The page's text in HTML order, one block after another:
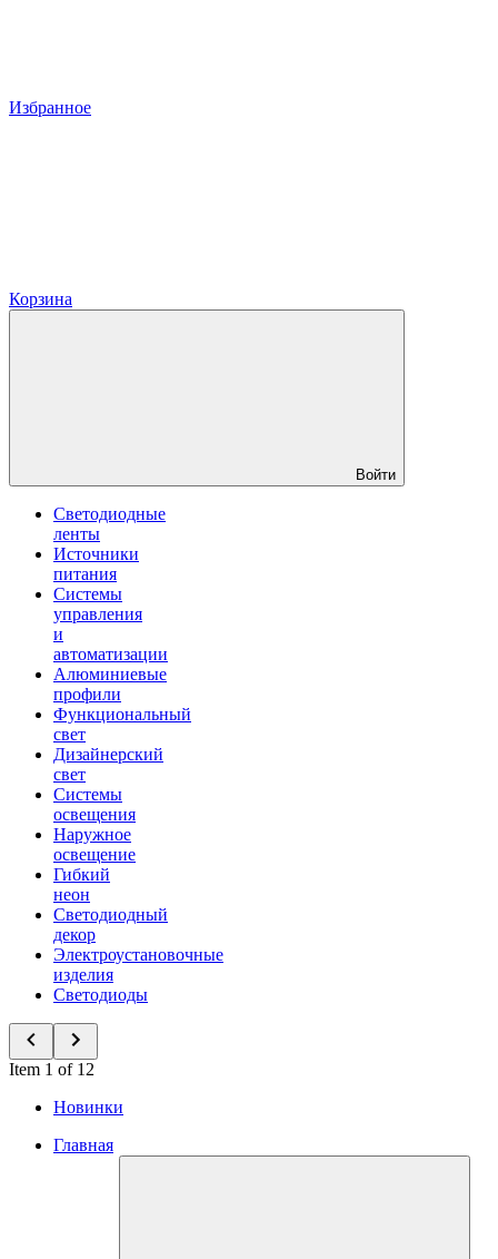
Избранное
Корзина
Войти
Светодиодные
ленты
Источники
питания
Системы
управления
и
автоматизации
Алюминиевые
профили
Функциональный
свет
Дизайнерский
свет
Системы
освещения
Наружное
освещение
Гибкий
неон
Светодиодный
декор
Электроустановочные
изделия
Светодиоды
Item 1 of 12
Новинки
Главная